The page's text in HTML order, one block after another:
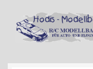
Zur
Navigation
springen
Zum
Inhalt
springen